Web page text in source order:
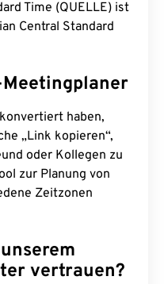
Time (QUELLE) ist
Central Standard
Meetingplaner
haben,
„Link kopieren“,
oder Kollegen zu
zur Planung von
Zeitzonen
vertrauen?